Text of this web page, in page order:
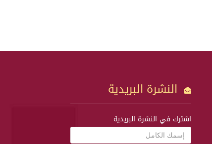
النشرة البريدية
اشترك في النشرة البريدية